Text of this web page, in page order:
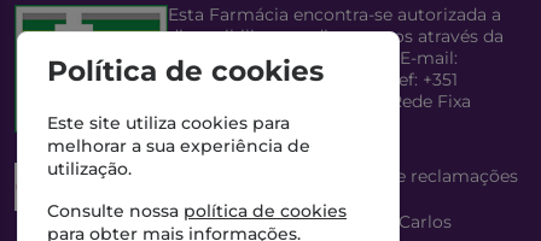
Esta Farmácia encontra-se autorizada a
disponibilizar medicamentos através da
Internet, pelo Infarmed, I.P. E-mail:
infarmed@infarmed.pt
| Telef: +351
217987100 (Chamada para Rede Fixa
Nacional)
Esta Farmácia dispõe de livro de reclamações
Director Técnico e Proprietário: António Carlos
Política de cookies
Este site utiliza cookies para
melhorar a sua experiência de
utilização.
Consulte nossa política de cookies
para obter mais informações.